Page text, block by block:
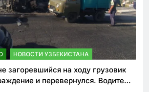
НОВОСТИ УЗБЕКИСТАНА
загоревшийся на ходу грузовик
и перевернулся. Водитель